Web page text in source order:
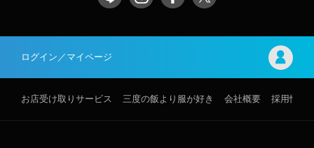
ログイン／マイページ
お店受け取りサービス 三度の飯より服が好き 会社概要 採用情報